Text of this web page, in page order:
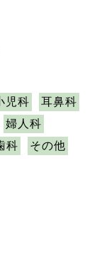
児科
耳鼻科
婦人科
科 その他